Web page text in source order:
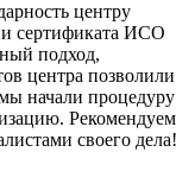
центру
сертификата ИСО
подход,
центра позволили
начали процедуру
Рекомендуем
своего дела!